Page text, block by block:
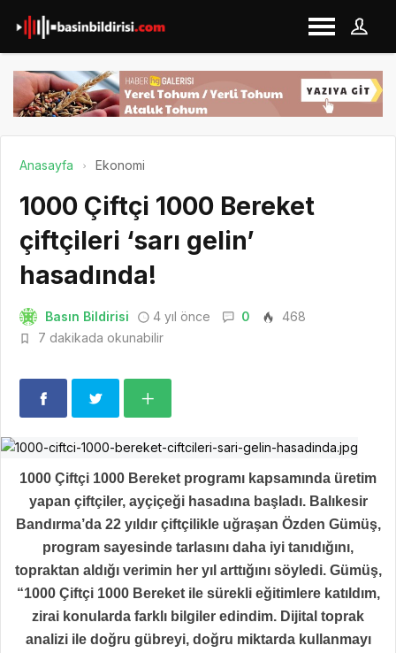
Anasayfa Ekonomi
1000 Çiftçi 1000 Bereket
çiftçileri ‘sarı gelin’
hasadında!
Basın Bildirisi 4 yıl önce 0
468
7 dakikada okunabilir
1000 Çiftçi 1000 Bereket programı kapsamında üretim
yapan çiftçiler, ayçiçeği hasadına başladı. Balıkesir
Bandırma’da 22 yıldır çiftçilikle uğraşan Özden Gümüş,
program sayesinde tarlasını daha iyi tanıdığını,
topraktan aldığı verimin her yıl arttığını söyledi. Gümüş,
“1000 Çiftçi 1000 Bereket ile sürekli eğitimlere katıldım,
zirai konularda farklı bilgiler edindim. Dijital toprak
analizi ile doğru gübreyi, doğru miktarda kullanmayı